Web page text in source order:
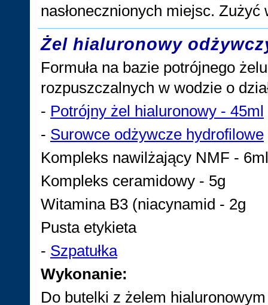
nasłonecznionych miejsc.
Żel hialuronowy
Formuła na bazie potrójnego
rozpuszczalnych w wodzie o
- Potrójny żel hialuronowy - 45ml
- Surowce odżywcze hydrofilowe
Kompleks nawilżający NMF - 6ml
Kompleks ceramidowy - 5g
Witamina B3 (niacynamid - 2g
Pusta etykieta
- Szpatułka
Wykonanie:
Do butelki z żelem